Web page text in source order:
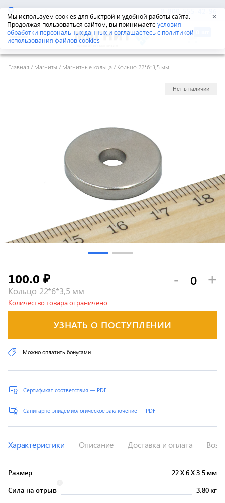
Мы используем cookies для быстрой и удобной работы сайта.
Продолжая пользоваться сайтом, вы принимаетеусловия
обработки персональных данных и соглашаетесь с политикой
использования файлов cookies
✕
Екатеринбург 8-800-555-42-96
Главная /Магниты /Магнитные кольца /Кольцо 22*6*3,5 мм
Нет в наличии
Кольцо 22*6*3,5 мм
100.0 ₽ - +
УЗНАТЬ О ПОСТУПЛЕНИИ
Количество товара ограничено
Сертификат соответствия — PDF
Санитарно-эпидемиологическое заключение — PDF
Можно оплатить бонусами
Характеристики Описание Доставка и оплата
Размер 22X6X3.5 мм
Сила на отрыв
3.80 кг